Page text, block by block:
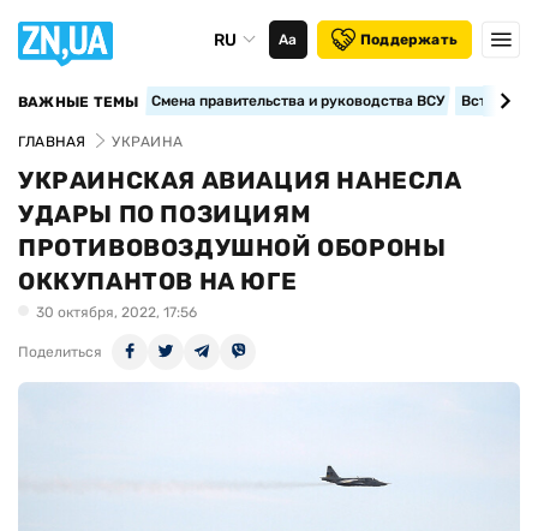
RU Аа Поддержать
ВАЖНЫЕ ТЕМЫ Смена правительства и руководства ВСУ
ГЛАВНАЯ УКРАИНА
УКРАИНСКАЯ АВИАЦИЯ НАНЕСЛА
УДАРЫ ПО ПОЗИЦИЯМ
ПРОТИВОВОЗДУШНОЙ ОБОРОНЫ
ОККУПАНТОВ НА ЮГЕ
30 октября, 2022, 17:56
Поделиться